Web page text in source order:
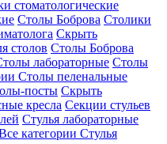
стоматологические
Столы Боброва Столики
Скрыть
столов Столы Боброва
лабораторные Столы
Столы пеленальные
посты Скрыть
кресла Секции стульев
Стулья лабораторные
категории Стулья